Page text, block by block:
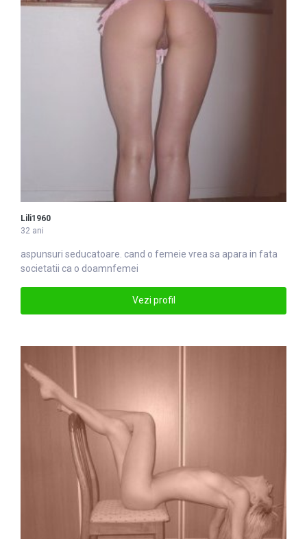
Lili1960
32 ani
aspunsuri seducatoare. cand o femeie vrea sa apara in fata
societatii ca o doamnfemei
Vezi profil